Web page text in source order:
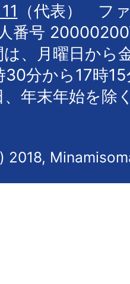
（代表） フ
番号
は、月曜日から
30分から17時
、年末年始を除
2018,